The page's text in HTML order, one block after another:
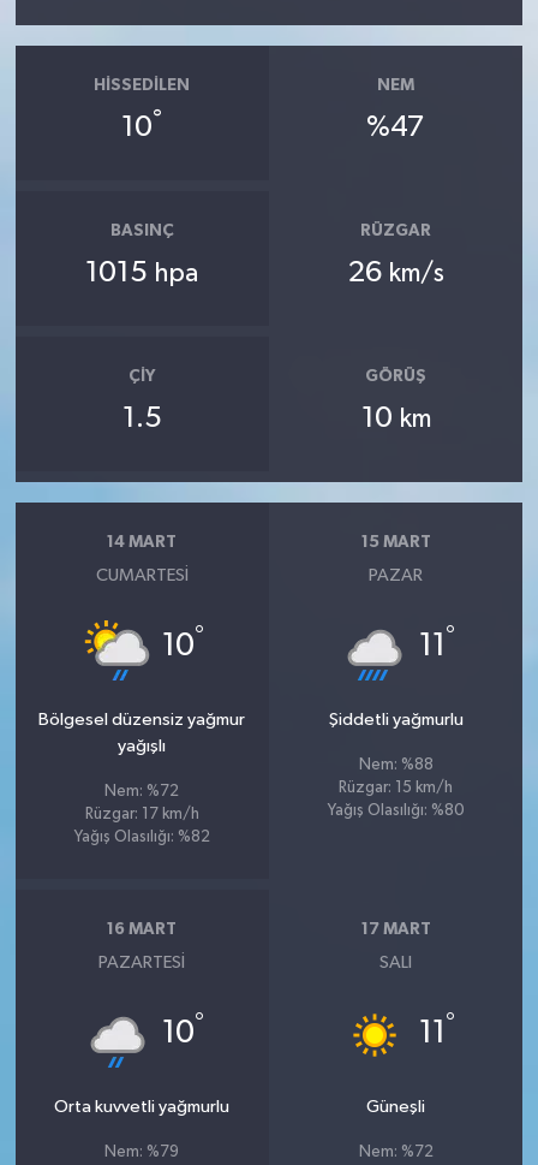
HISSEDILEN
10°
NEM
%47
BASINÇ
1015 hpa
RÜZGAR
26 km/s
ÇIY
1.5
GÖRÜŞ
10 km
14 MART
CUMARTESI
10°
Bölgesel düzensiz yağmur
yağışlı
Nem: %72
Rüzgar: 17 km/h
Yağış Olasılığı: %82
15 MART
PAZAR
11 °
Şiddetli yağmurlu
Nem: %88
Rüzgar: 15 km/h
Yağış Olasılığı: %80
16 MART
PAZARTESI
10°
Orta kuvvetli yağmurlu
Nem: %79
17 MART
SALI
11 °
Güneşli
Nem: %72